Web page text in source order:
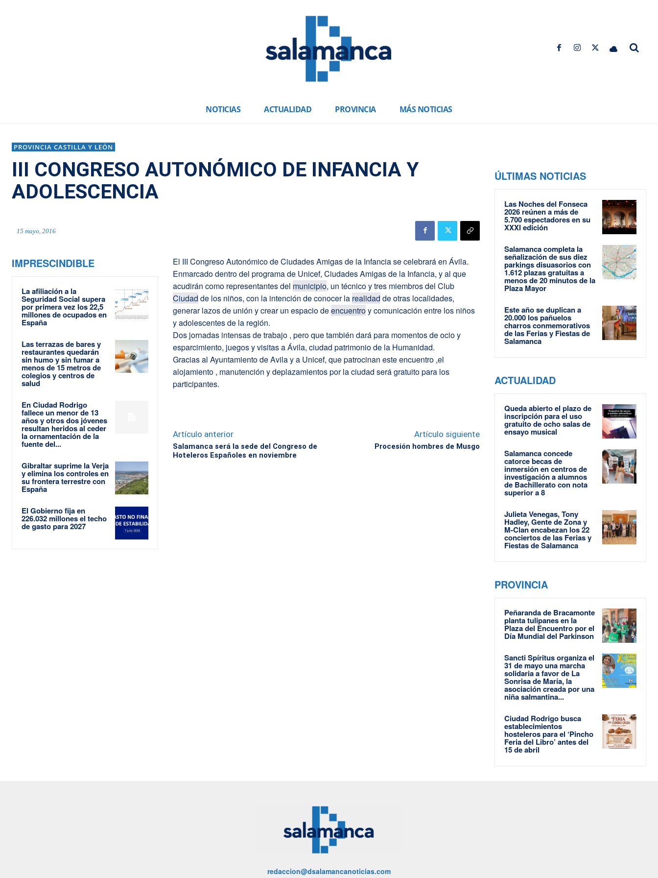
NOTICIAS ACTUALIDAD PROVINCIA MÁS NOTICIAS
PROVINCIA CASTILLA Y LEÓN
III CONGRESO AUTONÓMICO DE INFANCIA Y
ADOLESCENCIA
15 mayo, 2016
IMPRESCINDIBLE
La afiliación a la
Seguridad Social supera
por primera vez los 22,5
millones de ocupados en
España
Las terrazas de bares y
restaurantes quedarán
sin humo y sin fumar a
menos de 15 metros de
colegios y centros de
salud
En Ciudad Rodrigo
fallece un menor de 13
años y otros dos jóvenes
resultan heridos al ceder
la ornamentación de la
fuente del...
Gibraltar suprime la Verja
y elimina los controles en
su frontera terrestre con
España
El Gobierno fija en
226.032 millones el techo
de gasto para 2027
El III Congreso Autonómico de Ciudades Amigas de la Infancia se celebrará en Ávila.
Enmarcado dentro del programa de Unicef, Ciudades Amigas de la Infancia, y al que
acudirán como representantes del municipio, un técnico y tres miembros del Club
Ciudad de los niños, con la intención de conocer la realidad de otras localidades,
generar lazos de unión y crear un espacio deencuentroy comunicación entre los niños
y adolescentes de la región.
Dos jornadas intensas de trabajo , pero que también dará para momentos de ocio y
esparcimiento, juegos y visitas a Ávila, ciudad patrimonio de la Humanidad.
Gracias al Ayuntamiento de Avila y a Unicef, que patrocinan este encuentro ,el
alojamiento , manutención y deplazamientos por la ciudad será gratuito para los
participantes.
Artículo anterior
Salamanca será la sede del Congreso de
Hoteleros Españoles en noviembre
Artículo siguiente
Procesión hombres de Musgo
ÚLTIMAS NOTICIAS
Las Noches del Fonseca
2026 reúnen a más de
5.700 espectadores en su
XXXI edición
Salamanca completa la
señalización de sus diez
parkings disuasorios con
1.612 plazas gratuitas a
menos de 20 minutos de la
Plaza Mayor
Este año se duplican a
20.000 los pañuelos
charros conmemorativos
de las Ferias y Fiestas de
Salamanca
ACTUALIDAD
Queda abierto el plazo de
inscripción para el uso
gratuito de ocho salas de
ensayo musical
Salamanca concede
catorce becas de
inmersión en centros de
investigación a alumnos
de Bachillerato con nota
superior a 8
Julieta Venegas, Tony
Hadley, Gente de Zona y
M-Clan encabezan los 22
conciertos de las Ferias y
Fiestas de Salamanca
PROVINCIA
Peñaranda de Bracamonte
planta tulipanes en la
Plaza del Encuentro por el
Día Mundial del Parkinson
Sancti Spíritus organiza el
31 de mayo una marcha
solidaria a favor de La
Sonrisa de María, la
asociación creada por una
niña salmantina...
Ciudad Rodrigo busca
establecimientos
hosteleros para el ‘Pincho
Feria del Libro’ antes del
15 de abril
redaccion@dsalamancanoticias.com